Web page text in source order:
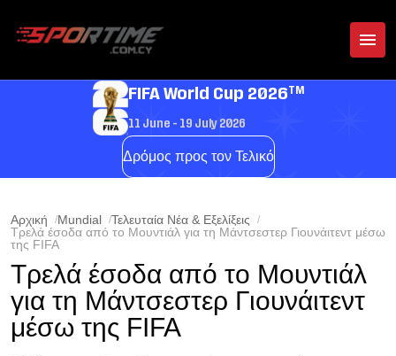
FIFA World Cup 2026TM
11 June - 19 July 2026
Δρόμος προς τον Τελικό
Αρχική Mundial
Τελευταία Νέα & Εξελίξεις
Τρελά έσοδα από το Μουντιάλ για τη Μάντσεστερ Γιουνάιτεντ μέσω
της FIFA
Τρελά έσοδα από το Μουντιάλ
για τη Μάντσεστερ Γιουνάιτεντ
μέσω της FIFA